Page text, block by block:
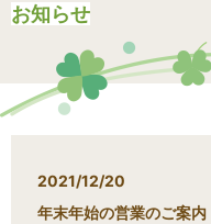
お知らせ
2021/12/20
年末年始の営業のご案内